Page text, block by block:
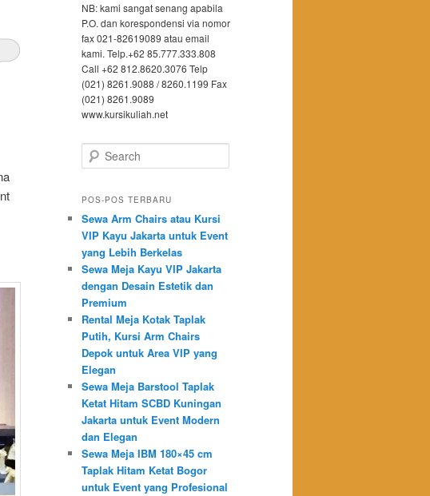
NB: kami sangat senang apabila
P.O. dan korespondensi via nomor
fax 021-82619089 atau email
kami. Telp.+62 85.777.333.808
Call +62 812.8620.3076 Telp
(021) 8261.9088 / 8260.1199 Fax
(021) 8261.9089
www.kursikuliah.net
Search
POS-POS TERBARU
Sewa Arm Chairs atau Kursi
VIP Kayu Jakarta untuk Event
yang Lebih Berkelas
Sewa Meja Kayu VIP Jakarta
dengan Desain Estetik dan
Premium
Rental Meja Kotak Taplak
Putih, Kursi Arm Chairs
Depok untuk Area VIP yang
Elegan
Sewa Meja Barstool Taplak
Ketat Hitam SCBD Kuningan
Jakarta untuk Event Modern
dan Elegan
Sewa Meja IBM 180×45 cm
Taplak Hitam Ketat Bogor
untuk Event yang Profesional